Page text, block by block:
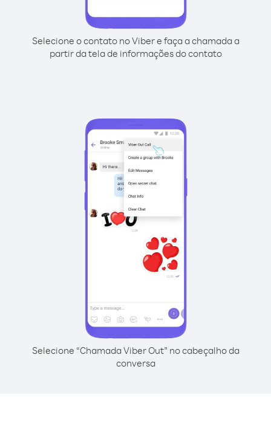
Selecione o contato no Viber e faça a chamada a
partir da tela de informações do contato
Selecione “Chamada Viber Out” no cabeçalho da
conversa